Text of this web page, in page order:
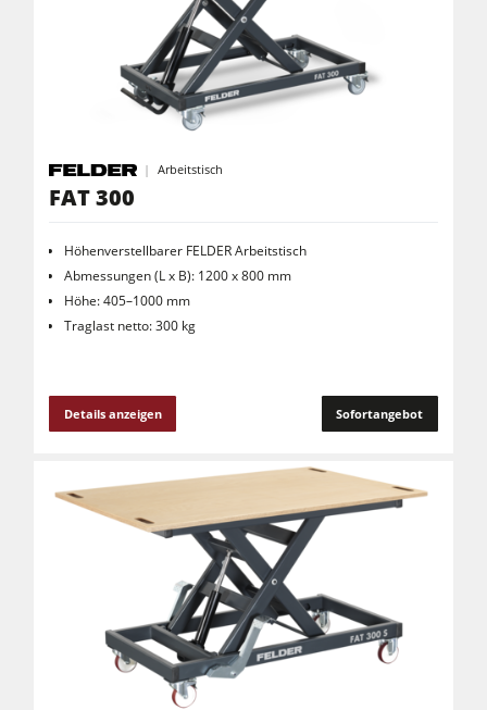
Arbeitstisch
FAT 300
Höhenverstellbarer FELDER Arbeitstisch
Abmessungen (L x B): 1200 x 800 mm
Höhe: 405–1000 mm
Traglast netto: 300 kg
Details anzeigen Sofortangebot